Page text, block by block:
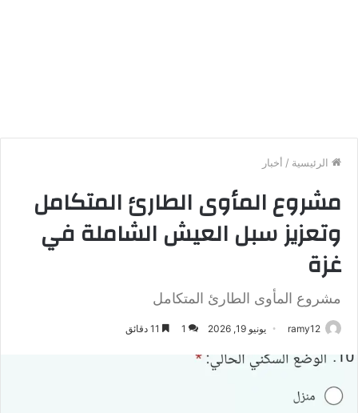
الرئيسية / أخبار
مشروع المأوى الطارئ المتكامل
وتعزيز سبل العيش الشاملة في
غزة
مشروع المأوى الطارئ المتكامل
ramy12 يونيو 19, 2026 1